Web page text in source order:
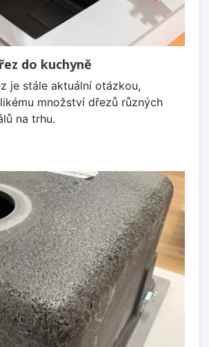
do kuchyně
je stále aktuální otázkou,
množství dřezů různých
na trhu.